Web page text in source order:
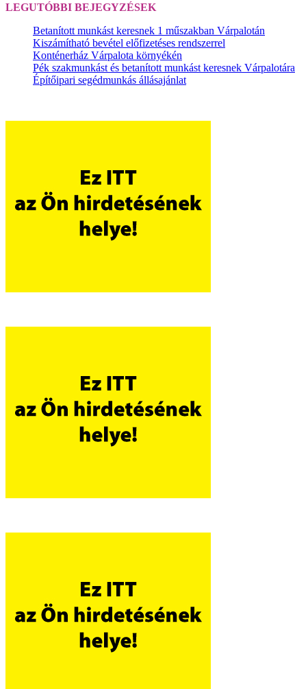
LEGUTÓBBI BEJEGYZÉSEK
Betanított munkást keresnek 1 műszakban Várpalotán
Kiszámítható bevétel előfizetéses rendszerrel
Konténerház Várpalota környékén
Pék szakmunkást és betanított munkást keresnek Várpalotára
Építőipari segédmunkás állásajánlat